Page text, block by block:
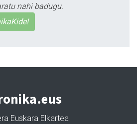
nahi badugu.
Euskara Elkartea